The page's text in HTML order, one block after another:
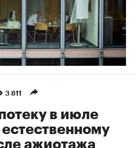
3 811
в июле
ажиотажа